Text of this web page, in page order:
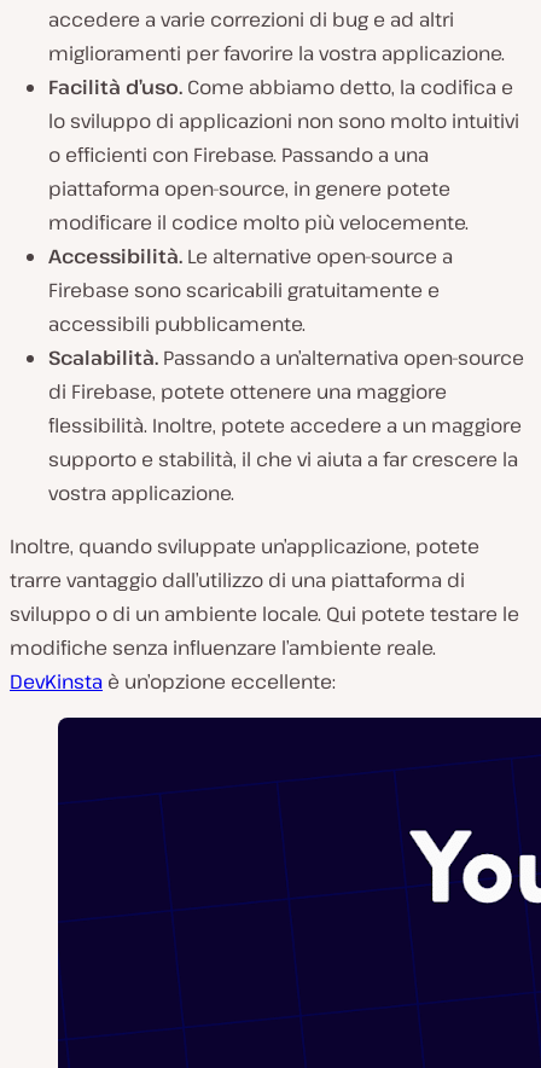
accedere a varie correzioni di bug e ad altri
miglioramenti per favorire la vostra applicazione.
Facilità d’uso. Come abbiamo detto, la codifica e
lo sviluppo di applicazioni non sono molto intuitivi
o efficienti con Firebase. Passando a una
piattaforma open-source, in genere potete
modificare il codice molto più velocemente.
Accessibilità. Le alternative open-source a
Firebase sono scaricabili gratuitamente e
accessibili pubblicamente.
Scalabilità. Passando a un’alternativa open-source
di Firebase, potete ottenere una maggiore
flessibilità. Inoltre, potete accedere a un maggiore
supporto e stabilità, il che vi aiuta a far crescere la
vostra applicazione.
Inoltre, quando sviluppate un’applicazione, potete
trarre vantaggio dall’utilizzo di una piattaforma di
sviluppo o di un ambiente locale. Qui potete testare le
modifiche senza influenzare l’ambiente reale.
DevKinsta è un’opzione eccellente: